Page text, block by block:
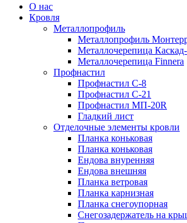
О нас
Кровля
Металлопрофиль
Металлопрофиль
Металлочерепица
Металлочерепица Finnera
Профнастил
Профнастил С-8
Профнастил С-21
Профнастил МП-20R
Гладкий лист
Отделочные элементы кровли
Планка коньковая
Планка коньковая
Ендова внуренняя
Ендова внешняя
Планка ветровая
Планка карнизная
Планка снегоупорная
Снегозадержатель на